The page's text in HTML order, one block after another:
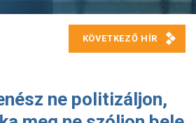
ne politizáljon,